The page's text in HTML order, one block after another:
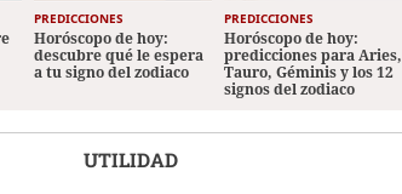
PREDICCIONES
Horóscopo de hoy:
descubre qué le espera
a tu signo del zodiaco
PREDICCIONES
Horóscopo de hoy:
predicciones para Aries,
Tauro, Géminis y los 12
signos del zodiaco
UTILIDAD